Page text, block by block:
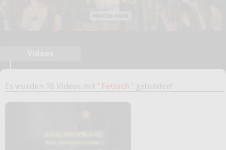
Es wurden 18 Videos mit ' Fetisch ' gefunden!